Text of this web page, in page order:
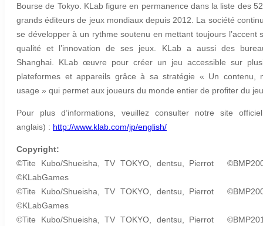
Bourse de Tokyo. KLab figure en permanence dans la liste des
grands éditeurs de jeux mondiaux depuis 2012. La société
se développer à un rythme soutenu en mettant toujours l’accent
qualité et l’innovation de ses jeux. KLab a aussi des
Shanghai. KLab œuvre pour créer un jeu accessible sur
plateformes et appareils grâce à sa stratégie « Un contenu,
usage » qui permet aux joueurs du monde entier de profiter du
Pour plus d’informations, veuillez consulter notre site
anglais) : http://www.klab.com/jp/english/
Copyright:
©Tite Kubo/Shueisha, TV TOKYO, dentsu, Pierrot
©KLabGames
©Tite Kubo/Shueisha, TV TOKYO, dentsu, Pierrot
©KLabGames
©Tite Kubo/Shueisha, TV TOKYO, dentsu, Pierrot